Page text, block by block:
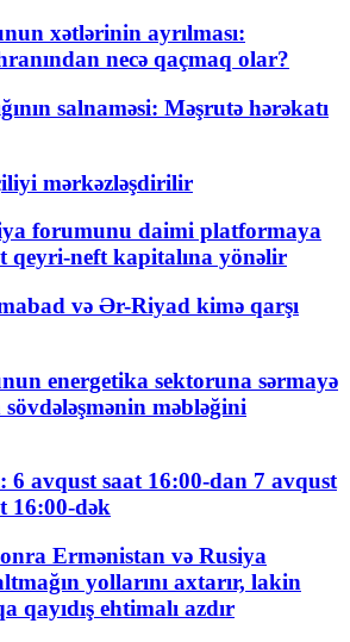
xətlərinin ayrılması:
necə qaçmaq olar?
salnaməsi: Məşrutə hərəkatı
mərkəzləşdirilir
forumunu daimi platformaya
qeyri-neft kapitalına yönəlir
və Ər-Riyad kimə qarşı
energetika sektoruna sərmayə
məbləğini
6 avqust saat 16:00-dan 7 avqust
16:00-dək
Ermənistan və Rusiya
yollarını axtarır, lakin
qayıdış ehtimalı azdır